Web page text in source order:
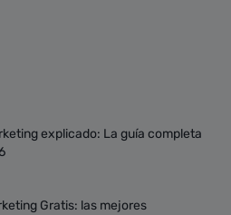
explicado: La guía completa
Gratis: las mejores